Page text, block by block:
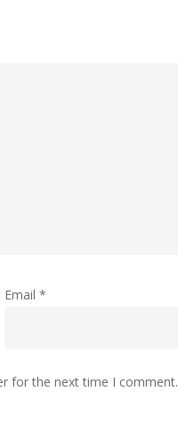
Email *
for the next time I comment.